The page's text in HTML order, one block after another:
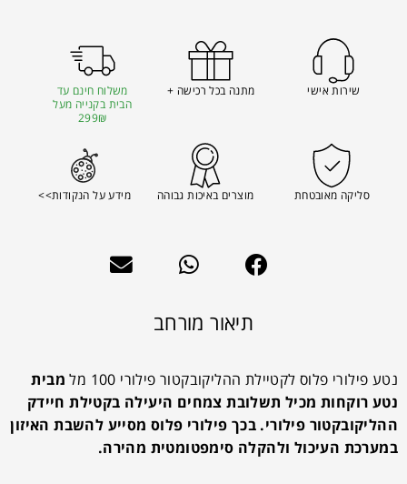
שירות אישי מתנה בכל רכישה +
משלוח חינם עד
הבית בקנייה מעל
299₪
סליקה מאובטחת מוצרים באיכות גבוהה מידע על הנקודות>>
תיאור מורחב
נטע פילורי פלוס לקטיילת ההליקובקטור פילורי 100 מל
מבית
נטע רוקחות מכיל תשלובת צמחים היעילה בקטילת חיידק
ההליקובקטור פילורי. בכך פילורי פלוס מסייע להשבת האיזון
במערכת העיכול ולהקלה סימפטומטית מהירה.